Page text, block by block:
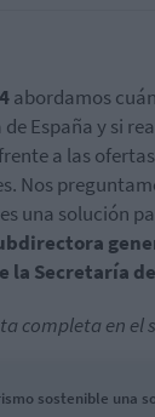
abordamos
España y si
a las
Nos
una solución
Secretaría
completa en el
sostenible una